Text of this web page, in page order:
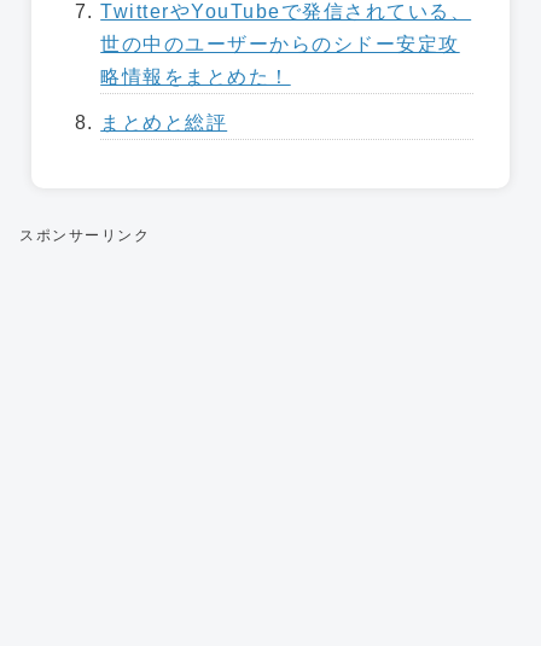
TwitterやYouTubeで発信されている、
世の中のユーザーからのシドー安定攻
略情報をまとめた！
まとめと総評
スポンサーリンク